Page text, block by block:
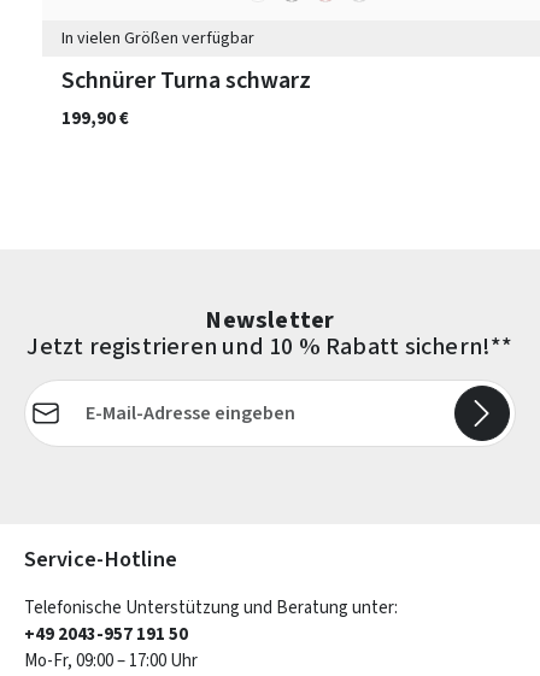
In vielen Größen verfügbar
Schnürer Turna schwarz
199,90 €
Newsletter
Jetzt registrieren und 10 % Rabatt sichern!**
E-Mail-Adresse*
Service-Hotline
Telefonische Unterstützung und Beratung unter:
+49 2043-957 191 50
Mo-Fr, 09:00 – 17:00 Uhr